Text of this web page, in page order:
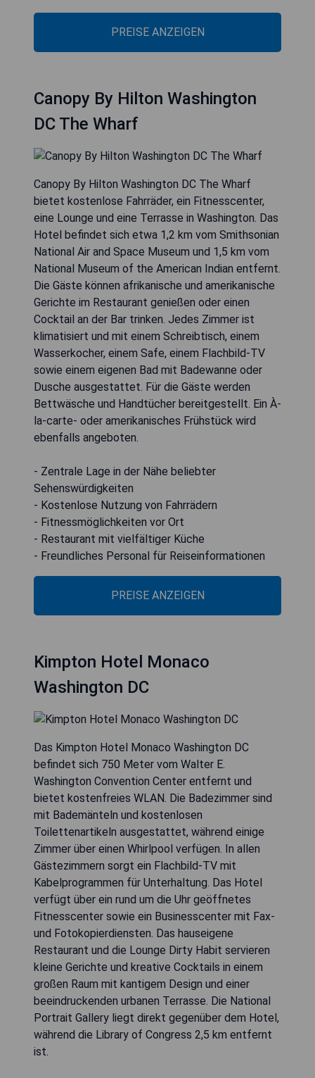
PREISE ANZEIGEN
Canopy By Hilton Washington
DC The Wharf
Canopy By Hilton Washington DC The Wharf
bietet kostenlose Fahrräder, ein Fitnesscenter,
eine Lounge und eine Terrasse in Washington. Das
Hotel befindet sich etwa 1,2 km vom Smithsonian
National Air and Space Museum und 1,5 km vom
National Museum of the American Indian entfernt.
Die Gäste können afrikanische und amerikanische
Gerichte im Restaurant genießen oder einen
Cocktail an der Bar trinken. Jedes Zimmer ist
klimatisiert und mit einem Schreibtisch, einem
Wasserkocher, einem Safe, einem Flachbild-TV
sowie einem eigenen Bad mit Badewanne oder
Dusche ausgestattet. Für die Gäste werden
Bettwäsche und Handtücher bereitgestellt. Ein À-
la-carte- oder amerikanisches Frühstück wird
ebenfalls angeboten.
- Zentrale Lage in der Nähe beliebter
Sehenswürdigkeiten
- Kostenlose Nutzung von Fahrrädern
- Fitnessmöglichkeiten vor Ort
- Restaurant mit vielfältiger Küche
- Freundliches Personal für Reiseinformationen
PREISE ANZEIGEN
Kimpton Hotel Monaco
Washington DC
Das Kimpton Hotel Monaco Washington DC
befindet sich 750 Meter vom Walter E.
Washington Convention Center entfernt und
bietet kostenfreies WLAN. Die Badezimmer sind
mit Bademänteln und kostenlosen
Toilettenartikeln ausgestattet, während einige
Zimmer über einen Whirlpool verfügen. In allen
Gästezimmern sorgt ein Flachbild-TV mit
Kabelprogrammen für Unterhaltung. Das Hotel
verfügt über ein rund um die Uhr geöffnetes
Fitnesscenter sowie ein Businesscenter mit Fax-
und Fotokopierdiensten. Das hauseigene
Restaurant und die Lounge Dirty Habit servieren
kleine Gerichte und kreative Cocktails in einem
großen Raum mit kantigem Design und einer
beeindruckenden urbanen Terrasse. Die National
Portrait Gallery liegt direkt gegenüber dem Hotel,
während die Library of Congress 2,5 km entfernt
ist.